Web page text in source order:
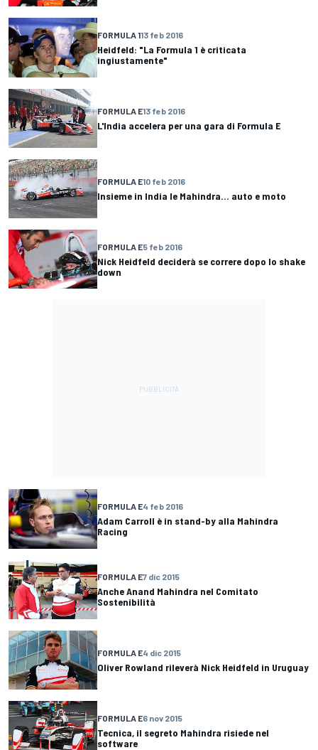
FORMULA 113 feb 2016
Heidfeld: "La Formula 1 è criticata
ingiustamente"
FORMULA E13 feb 2016
L'India accelera per una gara di Formula E
FORMULA E10 feb 2016
Insieme in India le Mahindra... auto e moto
FORMULA E5 feb 2016
Nick Heidfeld deciderà se correre dopo lo shake
down
FORMULA E4 feb 2016
Adam Carroll è in stand-by alla Mahindra
Racing
FORMULA E7 dic 2015
Anche Anand Mahindra nel Comitato
Sostenibilità
FORMULA E4 dic 2015
Oliver Rowland rileverà Nick Heidfeld in Uruguay
FORMULA E6 nov 2015
Tecnica, il segreto Mahindra risiede nel
software